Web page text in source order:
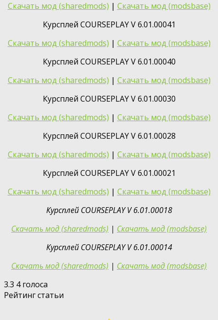
Скачать мод (sharedmods) | Скачать мод (modsbase)
Курсплей COURSEPLAY V 6.01.00041
Скачать мод (sharedmods) | Скачать мод (modsbase)
Курсплей COURSEPLAY V 6.01.00040
Скачать мод (sharedmods) | Скачать мод (modsbase)
Курсплей COURSEPLAY V 6.01.00030
Скачать мод (sharedmods) | Скачать мод (modsbase)
Курсплей COURSEPLAY V 6.01.00028
Скачать мод (sharedmods) | Скачать мод (modsbase)
Курсплей COURSEPLAY V 6.01.00021
Скачать мод (sharedmods) | Скачать мод (modsbase)
Курсплей COURSEPLAY V 6.01.00018
Скачать мод (sharedmods) | Скачать мод (modsbase)
Курсплей COURSEPLAY V 6.01.00014
Скачать мод (sharedmods) | Скачать мод (modsbase)
3.3 4 голоса
Рейтинг статьи